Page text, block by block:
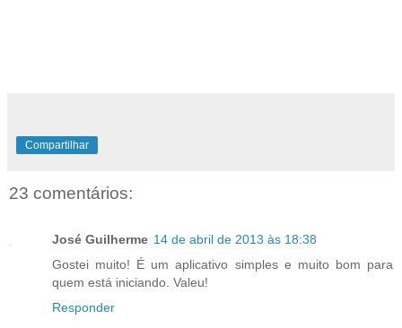
Compartilhar
23 comentários:
José Guilherme 14 de abril de 2013 às 18:38
Gostei muito! É um aplicativo simples e muito bom para
quem está iniciando. Valeu!
Responder